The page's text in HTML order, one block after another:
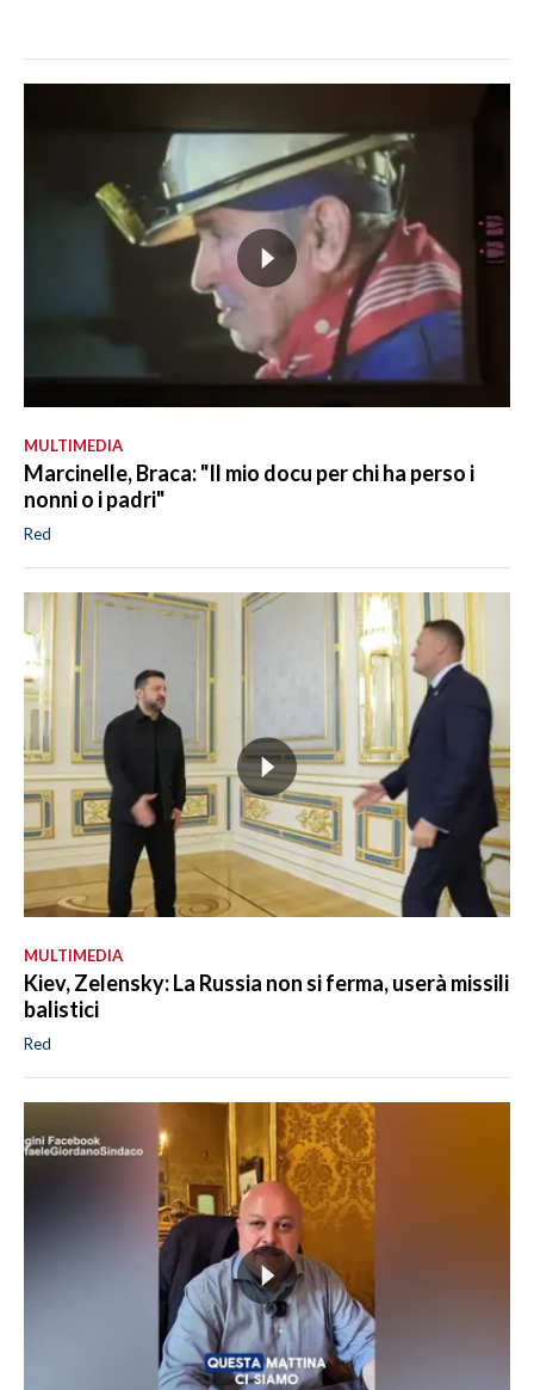
MULTIMEDIA
Marcinelle, Braca: "Il mio docu per chi ha perso i
nonni o i padri"
Red
MULTIMEDIA
Kiev, Zelensky: La Russia non si ferma, userà missili
balistici
Red